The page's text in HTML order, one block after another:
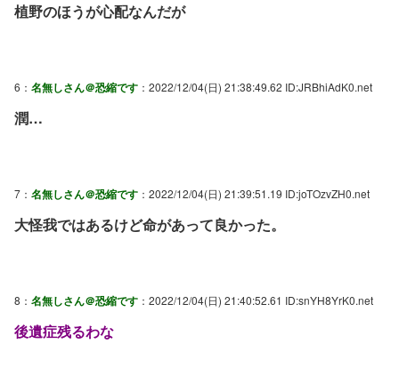
植野のほうが心配なんだが
6： 名無しさん＠恐縮です ：2022/12/04(日) 21:38:49.62 ID:JRBhiAdK0.net
潤…
7： 名無しさん＠恐縮です ：2022/12/04(日) 21:39:51.19 ID:joTOzvZH0.net
大怪我ではあるけど命があって良かった。
8： 名無しさん＠恐縮です ：2022/12/04(日) 21:40:52.61 ID:snYH8YrK0.net
後遺症残るわな